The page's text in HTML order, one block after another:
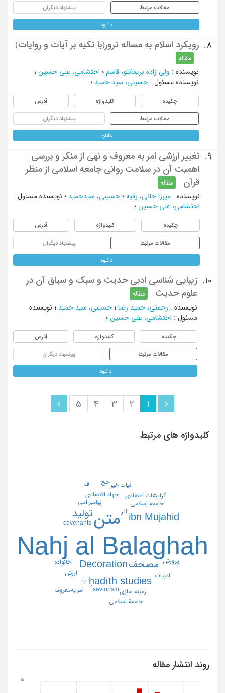
مقالات مرتبط پیشنهاد دیگران
دانلود
8. رویکرد اسلام به مساله ترور(با تکیه بر آیات و روایات)
مقاله
نویسنده : ولی زاده بریمانلو، قاسم ؛ احتشامی، علی حسین ؛
نویسنده مسئول : حسینی، سید حمید ؛
چکیده کلیدواژه آدرس
مقالات مرتبط پیشنهاد دیگران
دانلود
9.
تغییر ارزشی امر به معروف و نهی از منکر و بررسی
اهمیت آن در سلامت روانی جامعه اسلامی از منظر
قرآن
مقاله
نویسنده : میرزا خانی، رقیه ؛ حسینی، سیدحمید ؛ نویسنده مسئول :
احتشامی، علی حسین ؛
چکیده کلیدواژه آدرس
مقالات مرتبط پیشنهاد دیگران
دانلود
10.
زیبایی شناسی ادبی حدیث و سبک و سیاق آن در
علوم حدیث
مقاله
نویسنده : رحمتی، حمید رضا ؛ حسینی، سید حمید ؛ نویسنده
مسئول : احتشامی، علی حسین ؛
چکیده کلیدواژه آدرس
مقالات مرتبط پیشنهاد دیگران
دانلود
1
2
3
4
5
کلیدواژه های مرتبط
Nahj al Balaghah
متن
Decoration
ḥadīth studies
ibn Mujahid تولید
مصحف
covenants
saviorism
پیامبر امی جامعه اسلامی
جهاد اقتصادی
زمینه سازی
گرایشات اعتقادی
نیات خیر
اثر
ادبیات ارزش
امر به‌معروف
بآ
پرورش
جامعة اسلامی
حج
خانواده
قم
روند انتشار مقاله
15